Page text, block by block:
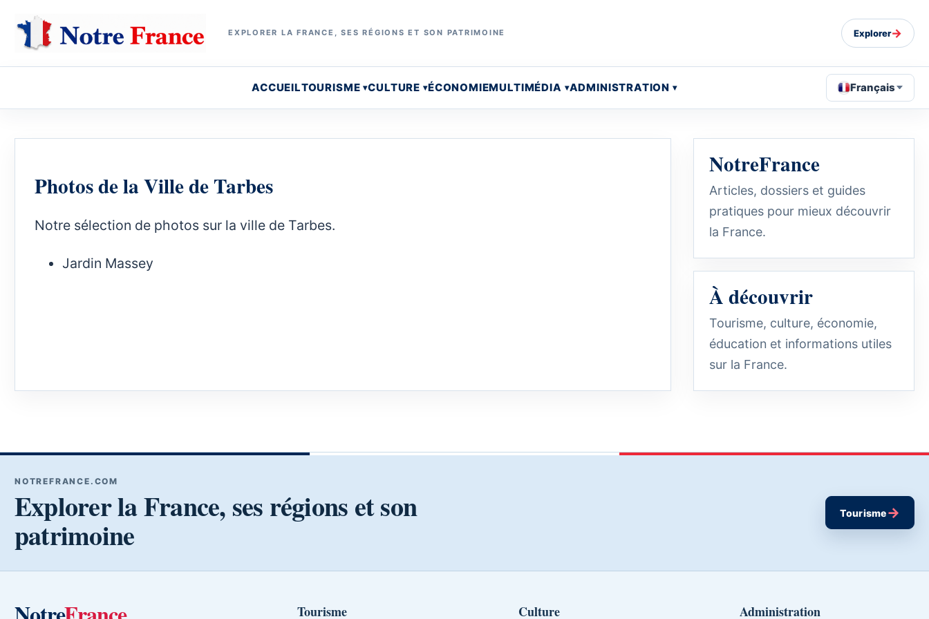
EXPLORER LA FRANCE, SES RÉGIONS ET SON PATRIMOINE Explorer→
ACCUEILTOURISME CULTURE ÉCONOMIEMULTIMÉDIA ADMINISTRATION Français
Photos de la Ville de Tarbes
Notre sélection de photos sur la ville de Tarbes.
Jardin Massey
NotreFrance
Articles, dossiers et guides
pratiques pour mieux découvrir
la France.
À découvrir
Tourisme, culture, économie,
éducation et informations utiles
sur la France.
NOTREFRANCE.COM
Explorer la France, ses régions et son
patrimoine
Tourisme→
Tourisme Culture Administration